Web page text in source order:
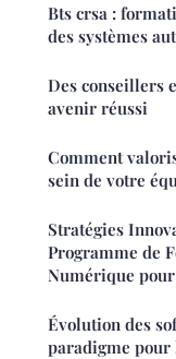
Bts crsa :
des systèmes
Des conseillers
avenir réussi
Comment
sein de votre
Stratégies
Programme de
Numérique
Évolution des
paradigme pour